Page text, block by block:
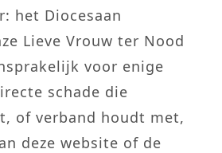
het Diocesaan
Lieve Vrouw ter Nood
voor enige
schade die
of verband houdt met,
deze website of de